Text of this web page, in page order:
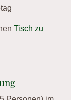
Tisch zu